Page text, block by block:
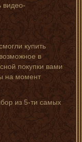
видео-
купить
в
покупки вами
на момент
из 5-ти самых